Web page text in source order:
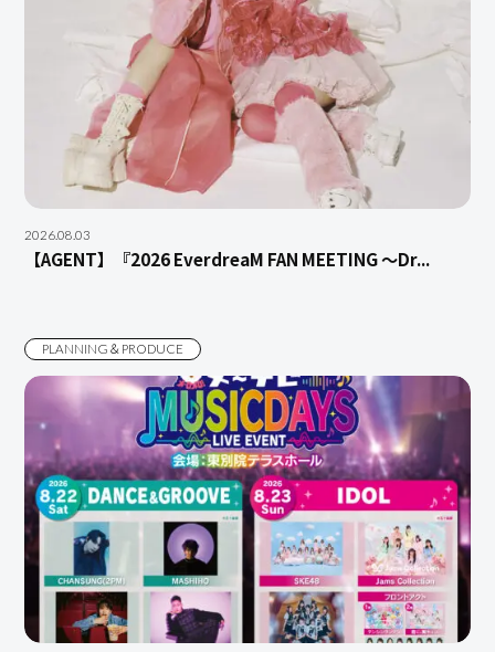
2026.08.03
【AGENT】『2026 EverdreaM FAN MEETING ～Dr...
PLANNING＆PRODUCE